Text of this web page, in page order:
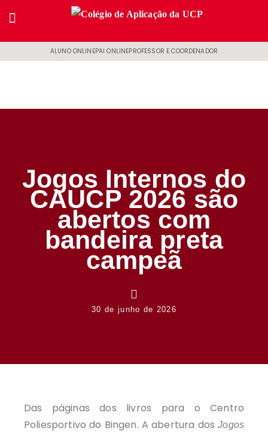
ALUNO ONLINEPAI ONLINEPROFESSOR E COORDENADOR
Jogos Internos do
CAUCP 2026 são
abertos com
bandeira preta
campeã
30 de junho de 2026
Das páginas dos livros para o Centro
Poliesportivo do Bingen. A abertura dosJogos